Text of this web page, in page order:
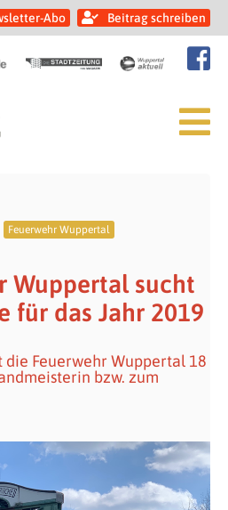
Abo Beitrag schreiben
Feuerwehr Wuppertal
Wuppertal sucht
für das Jahr 2019
die Feuerwehr Wuppertal 18
bzw. zum